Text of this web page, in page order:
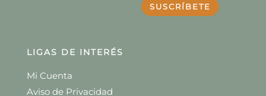
SUSCRÍBETE
LIGAS DE INTERÉS
Mi Cuenta
Aviso de Privacidad